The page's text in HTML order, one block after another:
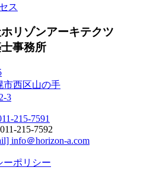
ス
リゾンアーキテクツ
事務所
市西区山の手
3
215-7591
215-7592
info＠horizon-a.com
ーポリシー